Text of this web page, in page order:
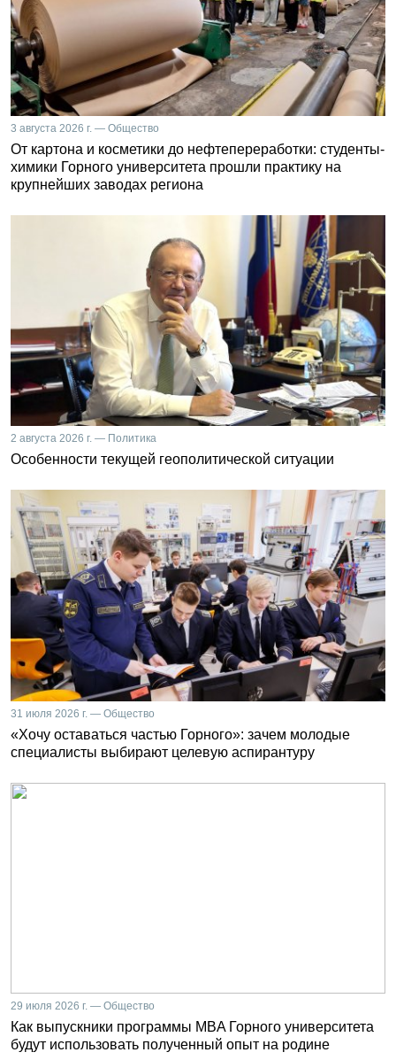
3 августа 2026 г. — Общество
От картона и косметики до нефтепереработки: студенты-
химики Горного университета прошли практику на
крупнейших заводах региона
2 августа 2026 г. — Политика
Особенности текущей геополитической ситуации
31 июля 2026 г. — Общество
«Хочу оставаться частью Горного»: зачем молодые
специалисты выбирают целевую аспирантуру
29 июля 2026 г. — Общество
Как выпускники программы MBA Горного университета
будут использовать полученный опыт на родине